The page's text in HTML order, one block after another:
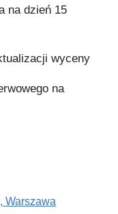
na dzień 15
wyceny
na
Warszawa